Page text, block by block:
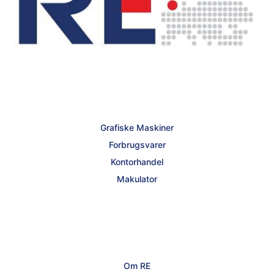
Grafiske Maskiner
Forbrugsvarer
Kontorhandel
Makulator
Om RE